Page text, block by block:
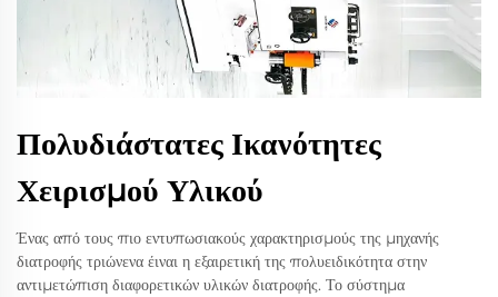
Πολυδιάστατες Ικανότητες
Χειρισμού Υλικού
Ένας από τους πιο εντυπωσιακούς χαρακτηρισμούς της μηχανής
διατροφής τριώνενα έιναι η εξαιρετική της πολυειδικότητα στην
αντιμετώπιση διαφορετικών υλικών διατροφής. Το σύστημα